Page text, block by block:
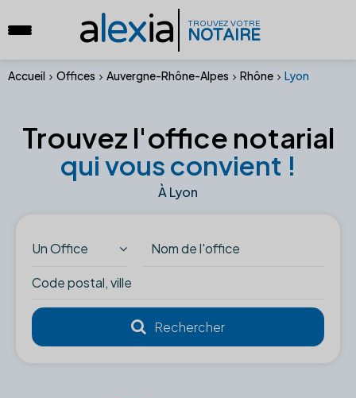
alexia TROUVEZ VOTRE
NOTAIRE
Accueil Offices Auvergne-Rhône-Alpes Rhône Lyon
Trouvez l'office notarial
qui vous convient !
À Lyon
Un Office